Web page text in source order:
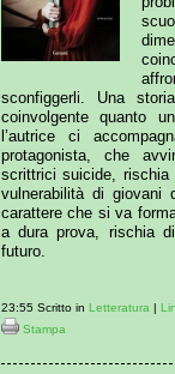
sconfiggerli. Una
coinvolgente quanto
l’autrice ci
protagonista, che
scrittrici suicide,
vulnerabilità di giovani
carattere che si va
a dura prova, rischia
futuro.
23:55 Scritto in Letteratura|
Stampa